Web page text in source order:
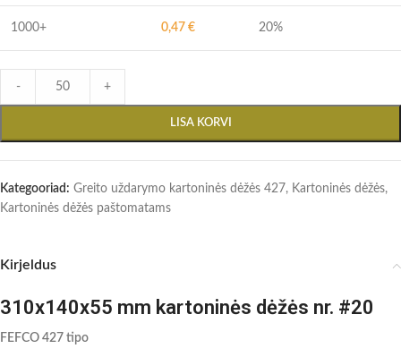
1000+ 0,47 € 20%
- +
LISA KORVI
Kategooriad: Greito uždarymo kartoninės dėžės 427, Kartoninės dėžės,
Kartoninės dėžės paštomatams
Kirjeldus
310x140x55 mm kartoninės dėžės nr. #20
FEFCO 427 tipo